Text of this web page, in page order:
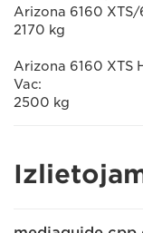
Arizona 6160 XTS/
2170 kg
Arizona 6160 XTS
Vac:
2500 kg